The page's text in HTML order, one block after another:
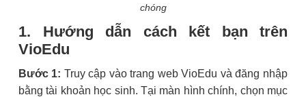
chóng
1. Hướng dẫn cách kết bạn trên
VioEdu
Bước 1: Truy cập vào trang web VioEdu và đăng nhập
bằng tài khoản học sinh. Tại màn hình chính, chọn mục